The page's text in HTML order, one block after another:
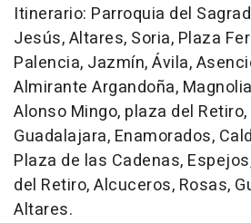
Itinerario: Parroquia del
Jesús, Altares, Soria, Plaza
Palencia, Jazmín, Ávila,
Almirante Argandoña,
Alonso Mingo, plaza del
Guadalajara, Enamorados,
Plaza de las Cadenas,
del Retiro, Alcuceros, Rosas,
Altares.